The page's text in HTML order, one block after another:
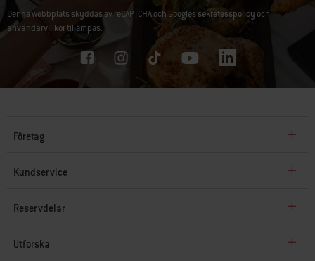
Denna webbplats skyddas av reCAPTCHA och Googlessekretesspolicy och
användarvillkortillämpas.
Företag
Kundservice
Reservdelar
Utforska